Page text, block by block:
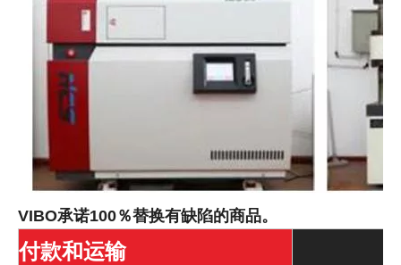
VIBO承诺100％替换有缺陷的商品。
付款和运输